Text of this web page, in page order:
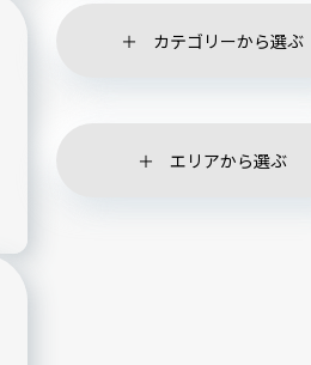
カテゴリーから選ぶ
エリアから選ぶ